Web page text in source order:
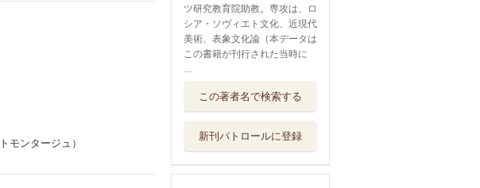
モンタージュ）
ツ研究教育院助教。専攻は、ロ
シア・ソヴィエト文化、近現代
美術、表象文化論（本データは
この書籍が刊行された当時に
…
この著者名で検索する
新刊パトロールに登録
ターネット時代...
ロシア構成主義
共和国